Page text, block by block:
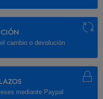
cambio o devolución
mediante Paypal